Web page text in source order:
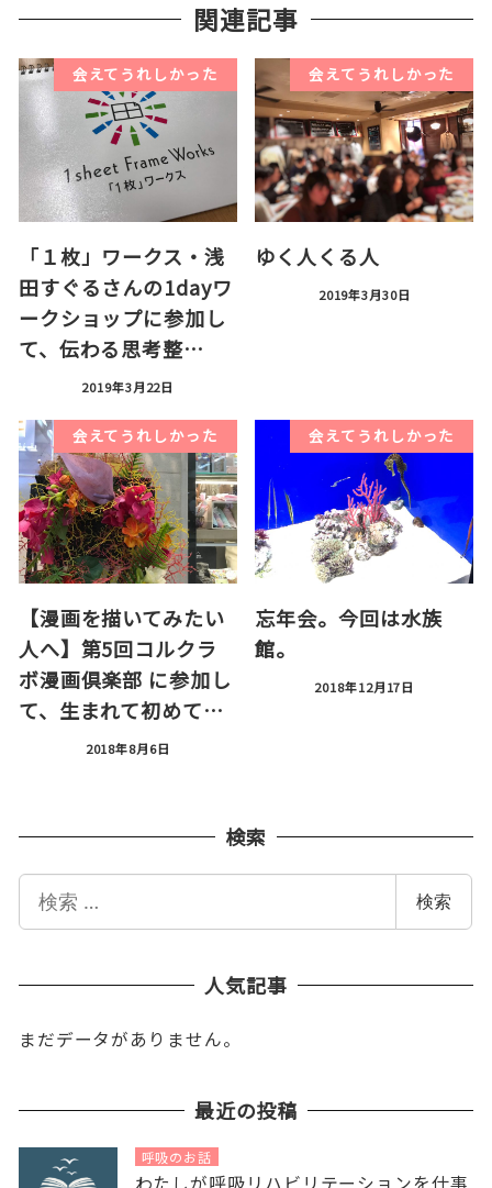
関連記事
会えてうれしかった
「１枚」ワークス・浅
田すぐるさんの1dayワ
ークショップに参加し
て、伝わる思考整…
2019年3月22日
会えてうれしかった
ゆく人くる人
2019年3月30日
会えてうれしかった
【漫画を描いてみたい
人へ】第5回コルクラ
ボ漫画倶楽部 に参加し
て、生まれて初めて…
2018年8月6日
会えてうれしかった
忘年会。今回は水族
館。
2018年12月17日
検索
索
検索
人気記事
まだデータがありません。
最近の投稿
呼吸のお話